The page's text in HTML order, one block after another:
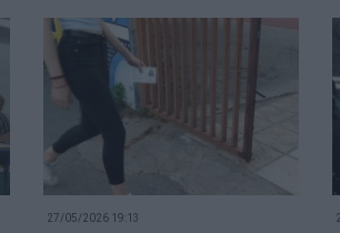
27/05/2026 19:13